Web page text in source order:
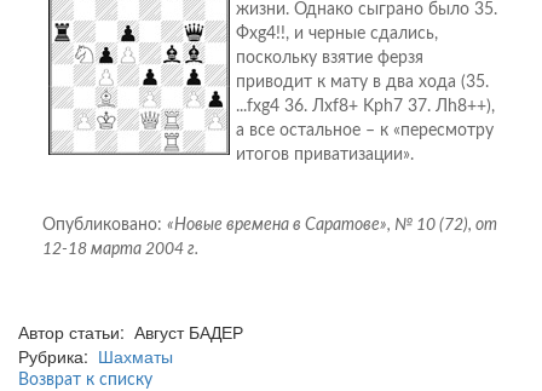
жизни. Однако сыграно было 35.
Фхg4!!, и черные сдались,
поскольку взятие ферзя
приводит к мату в два хода (35.
...fxg4 36. Лхf8+ Kph7 37. Лh8++),
а все остальное – к «пересмотру
итогов приватизации».
Опубликовано: «Новые времена в Саратове», № 10 (72), от
12-18 марта 2004 г.
Автор статьи: Август БАДЕР
Рубрика: Шахматы
Возврат к списку